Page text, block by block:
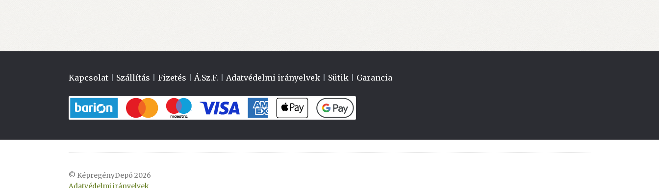
Kapcsolat Szállítás |Fizetés Á.Sz.F. Adatvédelmi irányelvek Sütik Garancia
© KépregényDepó 2026